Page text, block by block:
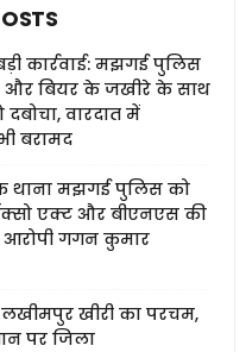
कार्रवाई: मझगई पुलिस
और बियर के जखीरे के साथ
दबोचा, वारदात में
बरामद
थाना मझगई पुलिस को
एक्ट और बीएनएस की
आरोपी गगन कुमार
लखीमपुर खीरी का परचम,
पर जिला